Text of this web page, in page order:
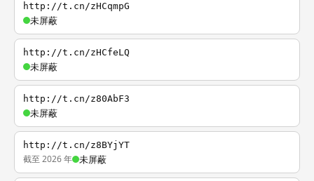
http://t.cn/zHCqmpG
未屏蔽
http://t.cn/zHCfeLQ
未屏蔽
http://t.cn/z80AbF3
未屏蔽
http://t.cn/z8BYjYT
截至 2026 年 未屏蔽